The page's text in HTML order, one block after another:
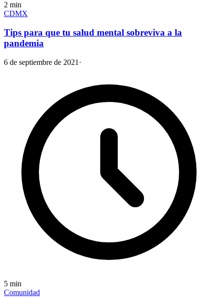
2 min
CDMX
Tips para que tu salud mental sobreviva a la
pandemia
6 de septiembre de 2021 ·
5 min
Comunidad